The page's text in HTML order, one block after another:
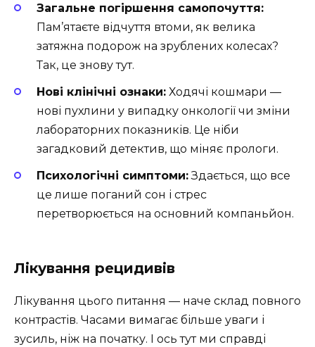
Загальне погіршення самопочуття:
Пам’ятаєте відчуття втоми, як велика
затяжна подорож на зрублених колесах?
Так, це знову тут.
Нові клінічні ознаки: Ходячі кошмари —
нові пухлини у випадку онкології чи зміни
лабораторних показників. Це ніби
загадковий детектив, що міняє прологи.
Психологічні симптоми:Здається, що все
це лише поганий сон і стрес
перетворюється на основний компаньйон.
Лікування рецидивів
Лікування цього питання — наче склад повного
контрастів. Часами вимагає більше уваги і
зусиль, ніж на початку. І ось тут ми справді